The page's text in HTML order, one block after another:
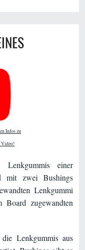
Infos zu
Video!
einer
mit zwei Bushings
Lenkgummi
zugewandten
Lenkgummis aus